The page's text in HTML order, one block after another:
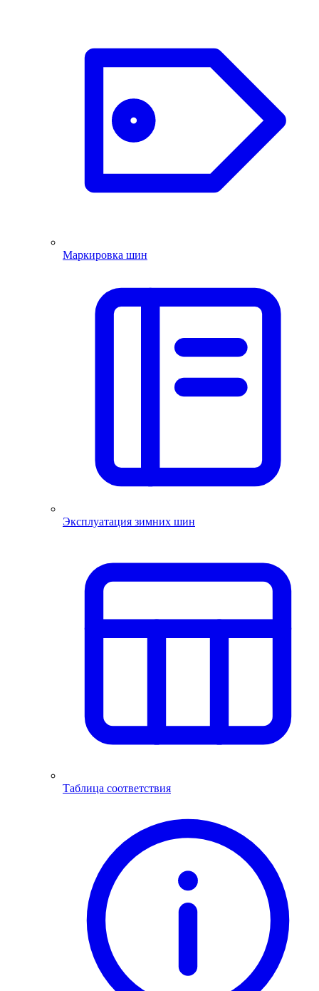
Маркировка шин
Эксплуатация зимних шин
Таблица соответствия